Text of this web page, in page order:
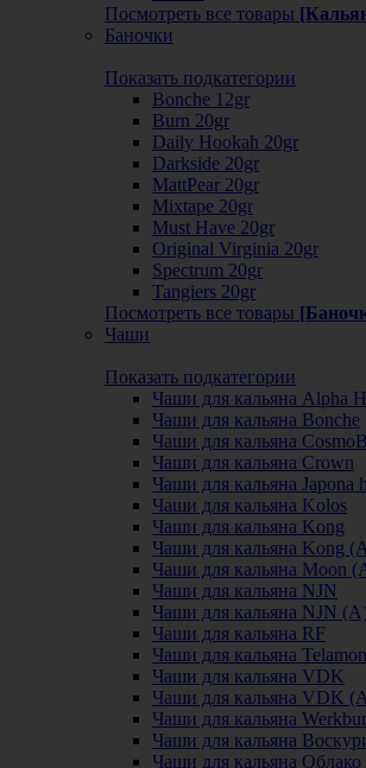
Посмотреть все товары
Баночки
Показать подкатегории
Bonche 12gr
Burn 20gr
Daily Hookah 20gr
Darkside 20gr
MattPear 20gr
Mixtape 20gr
Must Have 20gr
Original Virginia 20gr
Spectrum 20gr
Tangiers 20gr
Посмотреть все товары
Чаши
Показать подкатегории
Чаши для кальяна Alpha
Чаши для кальяна Bonche
Чаши для кальяна
Чаши для кальяна Crown
Чаши для кальяна Japona
Чаши для кальяна Kolos
Чаши для кальяна Kong
Чаши для кальяна Kong
Чаши для кальяна Moon
Чаши для кальяна NJN
Чаши для кальяна NJN
Чаши для кальяна RF
Чаши для кальяна Telamon
Чаши для кальяна VDK
Чаши для кальяна VDK
Чаши для кальяна
Чаши для кальяна
Чаши для кальяна Облако